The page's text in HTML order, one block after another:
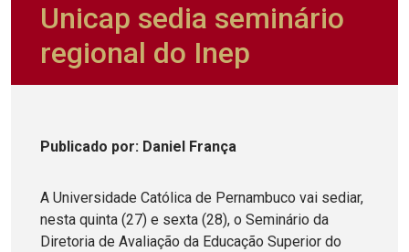
Unicap sedia seminário
regional do Inep
Publicado por: Daniel França
A Universidade Católica de Pernambuco vai sediar,
nesta quinta (27) e sexta (28), o Seminário da
Diretoria de Avaliação da Educação Superior do